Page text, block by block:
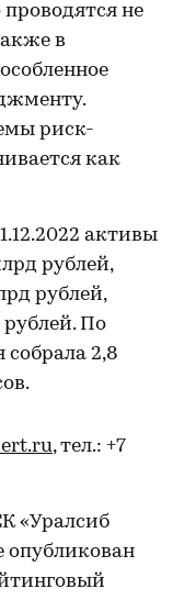
не
в
риск-
как
активы
рублей,
рублей,
рублей. По
2,8
, тел.: +7
«Уралсиб
опубликован